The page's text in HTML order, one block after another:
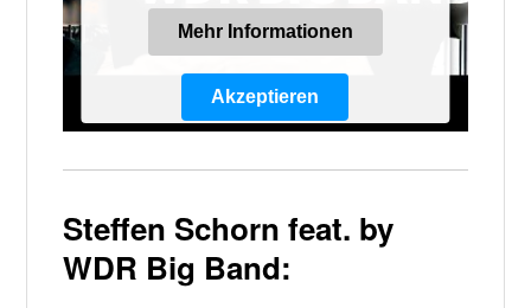
Mehr Informationen
Akzeptieren
Management Platform
Steffen Schorn feat. by
WDR Big Band: